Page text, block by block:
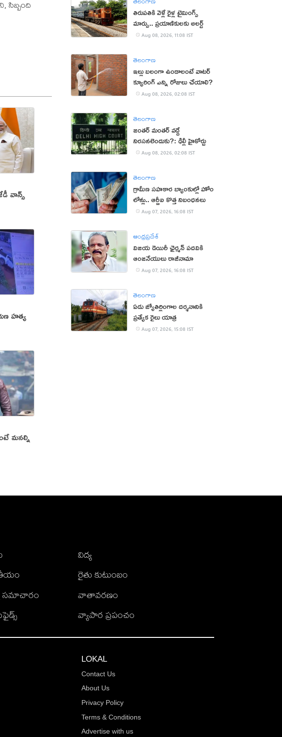
సిబ్బంది
వాన్స్
హత్య
మనల్ని
తిరుపతికి వెళ్లే రైళ్ల టైమింగ్స్
మార్పు.. ప్రయాణికులకు అలర్ట్
Aug 08, 2026, 11:08 IST
తెలంగాణ
ఇల్లు బలంగా ఉండాలంటే వాటర్
క్యూరింగ్ ఎన్ని రోజులు చేయాలి?
Aug 08, 2026, 02:08 IST
తెలంగాణ
జంతర్ మంతర్ వద్దే
నిరసనలెందుకు?: ఢిల్లీ హైకోర్టు
Aug 08, 2026, 02:08 IST
తెలంగాణ
గ్రామీణ సహకార బ్యాంకుల్లో హోం
లోన్లు.. ఆర్బీఐ కొత్త నిబంధనలు
Aug 07, 2026, 16:08 IST
ఆంధ్రప్రదేశ్
విజయ డెయిరీ ఛైర్మన్ పదవికి
ఆంజనేయులు రాజీనామా
Aug 07, 2026, 16:08 IST
తెలంగాణ
ఏడు జ్యోతిర్లింగాల దర్శనానికి
ప్రత్యేక రైలు యాత్ర
Aug 07, 2026, 15:08 IST
సమాచారం
విద్య
రైతు కుటుంబం
వాతావరణం
వ్యాపార ప్రపంచం
LOKAL
Contact Us
About Us
Privacy Policy
Terms & Conditions
Advertise with us